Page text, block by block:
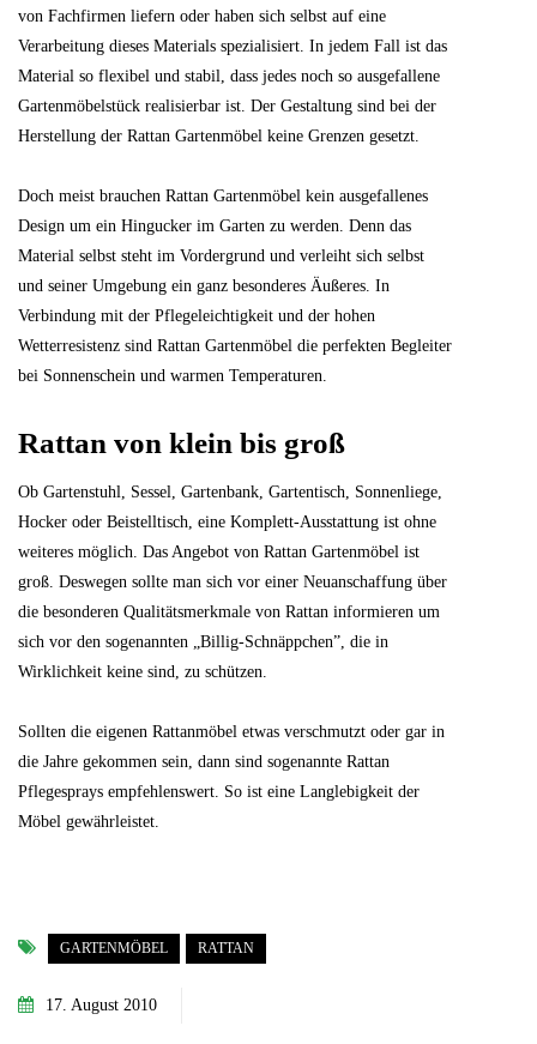
von Fachfirmen liefern oder haben sich selbst auf eine
Verarbeitung dieses Materials spezialisiert. In jedem Fall ist das
Material so flexibel und stabil, dass jedes noch so ausgefallene
Gartenmöbelstück realisierbar ist. Der Gestaltung sind bei der
Herstellung der Rattan Gartenmöbel keine Grenzen gesetzt.
Doch meist brauchen Rattan Gartenmöbel kein ausgefallenes
Design um ein Hingucker im Garten zu werden. Denn das
Material selbst steht im Vordergrund und verleiht sich selbst
und seiner Umgebung ein ganz besonderes Äußeres. In
Verbindung mit der Pflegeleichtigkeit und der hohen
Wetterresistenz sind Rattan Gartenmöbel die perfekten Begleiter
bei Sonnenschein und warmen Temperaturen.
Rattan von klein bis groß
Ob Gartenstuhl, Sessel, Gartenbank, Gartentisch, Sonnenliege,
Hocker oder Beistelltisch, eine Komplett-Ausstattung ist ohne
weiteres möglich. Das Angebot von Rattan Gartenmöbel ist
groß. Deswegen sollte man sich vor einer Neuanschaffung über
die besonderen Qualitätsmerkmale von Rattan informieren um
sich vor den sogenannten „Billig-Schnäppchen”, die in
Wirklichkeit keine sind, zu schützen.
Sollten die eigenen Rattanmöbel etwas verschmutzt oder gar in
die Jahre gekommen sein, dann sind sogenannte Rattan
Pflegesprays empfehlenswert. So ist eine Langlebigkeit der
Möbel gewährleistet.
GARTENMÖBEL RATTAN
17. August 2010